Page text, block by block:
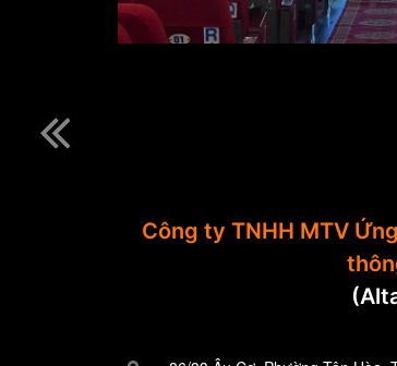
Công ty TNHH MTV